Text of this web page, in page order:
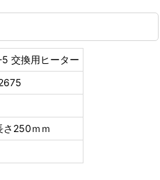
交換用ヒーター
250ｍｍ